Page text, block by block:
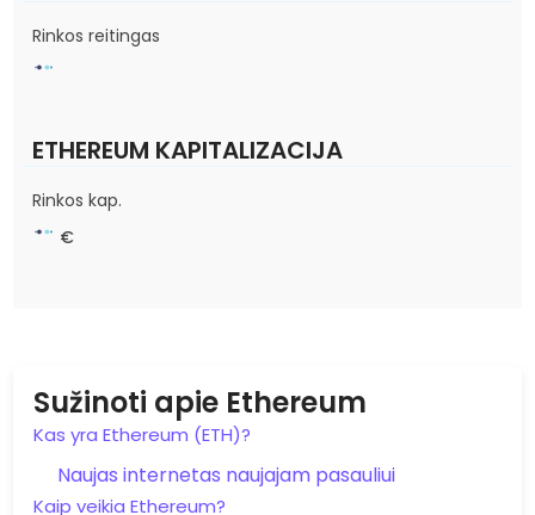
Sužinoti apie Ethereum
Kas yra Ethereum (ETH)?
Naujas internetas naujajam pasauliui
Kaip veikia Ethereum?
Rinkos reitingas
ETHEREUM KAPITALIZACIJA
Rinkos kap.
€